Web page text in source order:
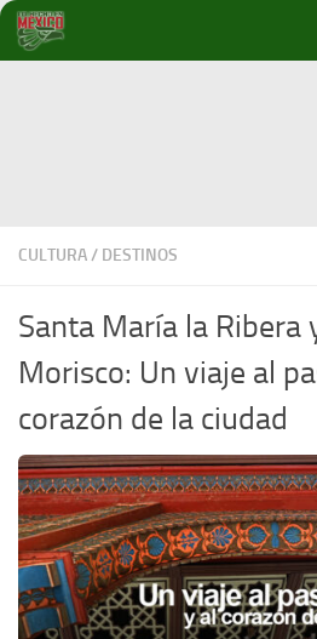
Debajo del contenido
CULTURA/ DESTINOS
Santa María la Ribera
Morisco: Un viaje al
corazón de la ciudad